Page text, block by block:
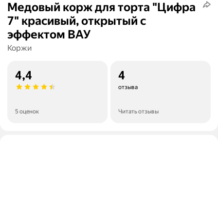
Медовый корж для торта "Цифра
7" красивый, открытый с
эффектом ВАУ
Коржи
4,4
5 оценок
4
отзыва
Читать отзывы